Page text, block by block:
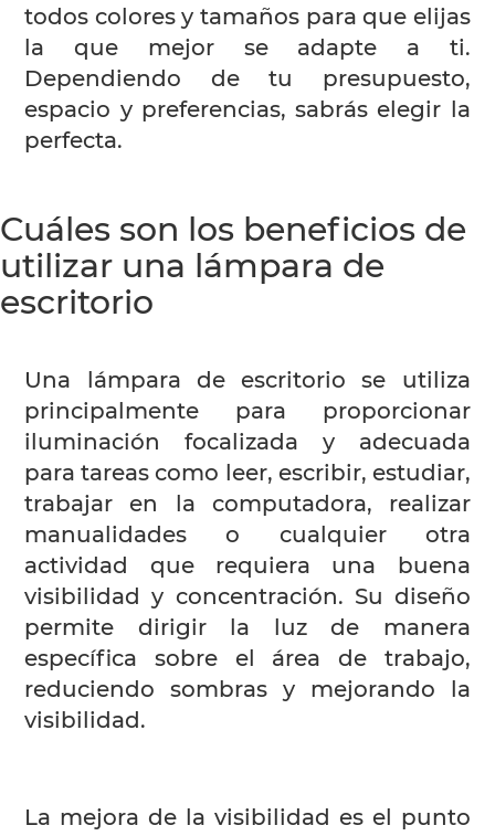
todos colores y tamaños para que elijas
la que mejor se adapte a ti.
Dependiendo de tu presupuesto,
espacio y preferencias, sabrás elegir la
perfecta.
Cuáles son los beneficios de
utilizar una lámpara de
escritorio
Una lámpara de escritorio se utiliza
principalmente para proporcionar
iluminación focalizada y adecuada
para tareas como leer, escribir, estudiar,
trabajar en la computadora, realizar
manualidades o cualquier otra
actividad que requiera una buena
visibilidad y concentración. Su diseño
permite dirigir la luz de manera
específica sobre el área de trabajo,
reduciendo sombras y mejorando la
visibilidad.
La mejora de la visibilidad es el punto